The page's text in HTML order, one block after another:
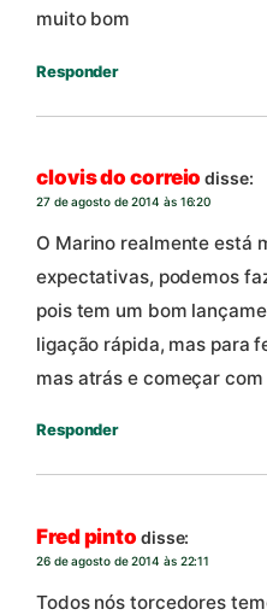
muito bom
Responder
clovis do correio disse:
27 de agosto de 2014 às 16:20
O Marino realmente está
expectativas, podemos
pois tem um bom
ligação rápida, mas para
mas atrás e começar
Responder
Fred pinto disse:
26 de agosto de 2014 às 22:11
Todos nós torcedores